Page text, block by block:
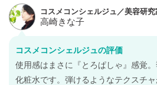
コスメコンシェルジュの評価
使用感はまさに『とろぱしゃ』感覚
化粧水です。弾けるようなテクスチ